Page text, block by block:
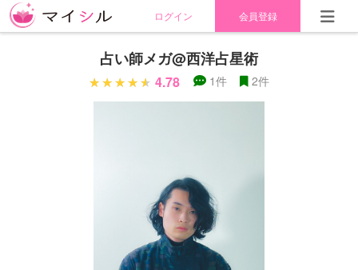
ログイン 会員登録
占い師メガ@西洋占星術
4.78 1件 2件